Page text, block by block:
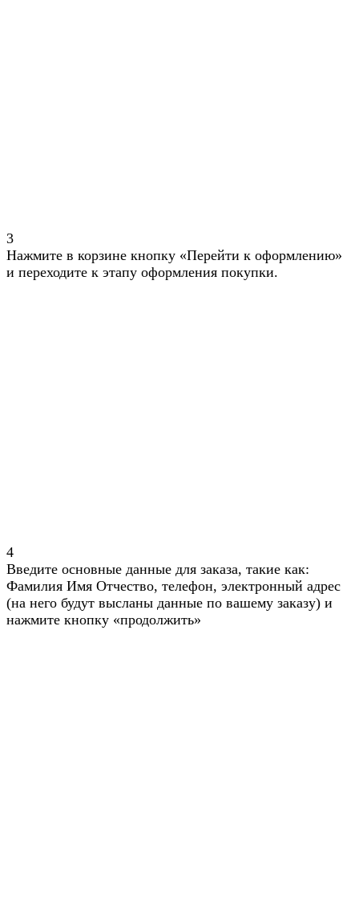
3
Нажмите в корзине кнопку «Перейти к оформлению»
и переходите к этапу оформления покупки.
4
Введите основные данные для заказа, такие как:
Фамилия Имя Отчество, телефон, электронный адрес
(на него будут высланы данные по вашему заказу) и
нажмите кнопку «продолжить»